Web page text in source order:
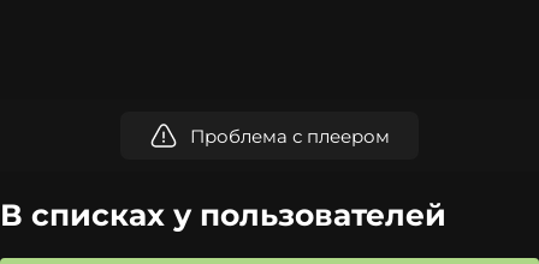
Проблема с плеером
В списках у пользователей